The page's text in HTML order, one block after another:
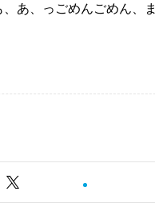
あ、っごめんごめん、